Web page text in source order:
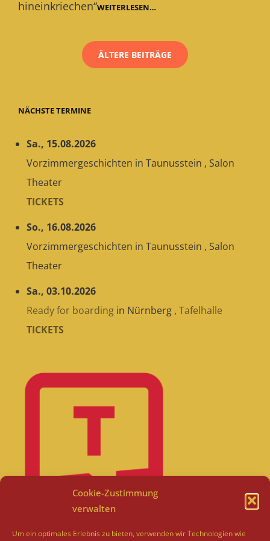
Cookie-Zustimmung
verwalten
Um ein optimales Erlebnis zu bieten, verwenden wir Technologien wie
hineinkriechen“WEITERLESEN…KRITIKEN
SIEGEN
ÄLTERE BEITRÄGE
NÄCHSTE TERMINE
Sa., 15.08.2026
Vorzimmergeschichten in Taunusstein , Salon
Theater
TICKETS
So., 16.08.2026
Vorzimmergeschichten in Taunusstein , Salon
Theater
Sa., 03.10.2026
Ready for boarding in Nürnberg , Tafelhalle
TICKETS